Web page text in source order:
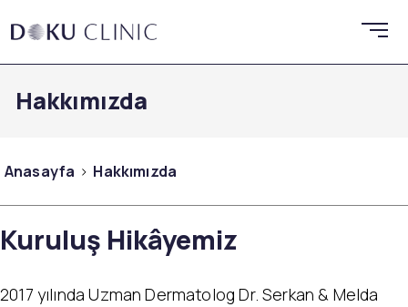
Hakkımızda
Anasayfa Hakkımızda
Kuruluş Hikâyemiz
2017 yılında Uzman Dermatolog Dr. Serkan & Melda